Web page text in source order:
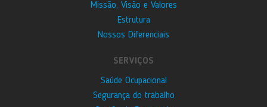
Missão, Visão e Valores
Estrutura
Nossos Diferenciais
SERVIÇOS
Saúde Ocupacional
Segurança do trabalho